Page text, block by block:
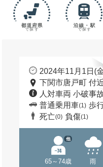
都道府県
で探す
沿線・駅
で探す
2024年11月1日(
下関市唐戸町 付
人対車両 小破事
普通乗用車(1) 歩
死亡(0) 負傷(1)
65～74歳
他
雨